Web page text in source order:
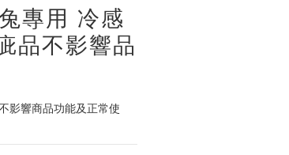
專用 冷感
品不影響品
影響商品功能及正常使